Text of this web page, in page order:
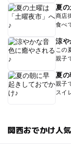
夏の
商店
食べ
涼や
この
親子
夏の
親子
スイ
関西おでかけ人